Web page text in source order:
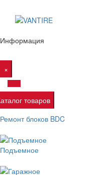
Информация
×
товаров
Ремонт блоков BDC
Подъемное